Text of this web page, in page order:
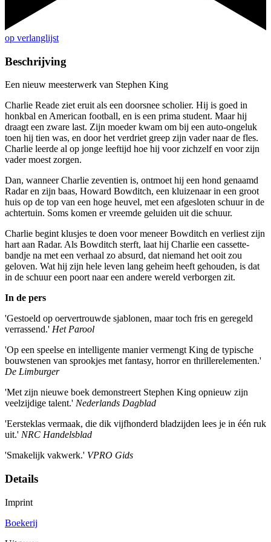
op verlanglijst
Beschrijving
Een nieuw meesterwerk van Stephen King
Charlie Reade ziet eruit als een doorsnee scholier. Hij is goed in
honkbal en American football, en is een prima student. Maar hij
draagt een zware last. Zijn moeder kwam om bij een auto-ongeluk
toen hij tien was, en door het verdriet greep zijn vader naar de fles.
Charlie leerde al op jonge leeftijd hoe hij voor zichzelf en voor zijn
vader moest zorgen.
Dan, wanneer Charlie zeventien is, ontmoet hij een hond genaamd
Radar en zijn baas, Howard Bowditch, een kluizenaar in een groot
huis op de top van een hoge heuvel, met een afgesloten schuur in de
achtertuin. Soms komen er vreemde geluiden uit die schuur.
Charlie begint klusjes te doen voor meneer Bowditch en verliest zijn
hart aan Radar. Als Bowditch sterft, laat hij Charlie een cassette-
bandje na met een verhaal zo absurd, dat niemand het ooit zou
geloven. Wat hij zijn hele leven lang geheim heeft gehouden, is dat
in de schuur een poort naar een andere wereld verborgen zit.
In de pers
'Gestoeld op oervertrouwde sjablonen, maar toch fris en geregeld
verrassend.' Het Parool
'Op een speelse en intelligente manier vermengt King de typische
bouwstenen van sprookjes met fantasy, horror en thrillerelementen.'
De Limburger
'Met zijn nieuwe boek demonstreert Stephen King opnieuw zijn
veelzijdige talent.' Nederlands Dagblad
'Eersteklas vermaak, die dik vijfhonderd bladzijden lees je in één ruk
uit.' NRC Handelsblad
'Smakelijk vakwerk.' VPRO Gids
Details
Imprint
Boekerij